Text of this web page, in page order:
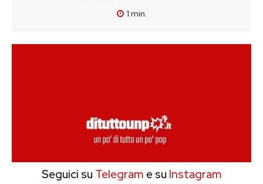
1 min.
Seguici su Telegram e su Instagram